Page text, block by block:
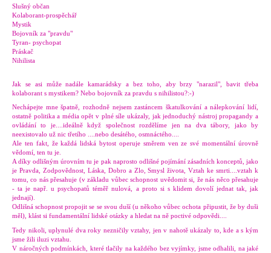
Slušný občan
Kolaborant-prospěchář
Mystik
Bojovník za "pravdu"
Tyran- psychopat
Práskač
Nihilista
Jak se asi může nadále kamarádsky a bez toho, aby brzy "narazil", bavit třeba
kolaborant s mystikem? Nebo bojovník za pravdu s nihilistou?:-)
Nechápejte mne špatně, rozhodně nejsem zastáncem škatulkování a nálepkování lidí,
ostatně politika a média opět v plné síle ukázaly, jak jednoduchý nástroj propagandy a
ovládání to je....ideálně když společnost rozdělíme jen na dva tábory, jako by
neexistovalo už nic třetího ....nebo desátého, osmnáctého....
Ale ten fakt, že každá lidská bytost operuje směrem ven ze své momentální úrovně
vědomí, ten tu je.
A díky odlišným úrovním tu je pak naprosto odlišné pojímání zásadních konceptů, jako
je Pravda, Zodpovědnost, Láska, Dobro a Zlo, Smysl života, Vztah ke smrti....vztah k
tomu, co nás přesahuje (v základu vůbec schopnost uvědomit si, že nás něco přesahuje
- ta je např. u psychopatů téměř nulová, a proto si s klidem dovolí jednat tak, jak
jednají).
Odlišná schopnost propojit se se svou duší (u někoho vůbec ochota připustit, že by duši
měl), klást si fundamentální lidské otázky a hledat na ně poctivé odpovědi....
Tedy nikoli, uplynulé dva roky nezničily vztahy, jen v nahotě ukázaly to, kde a s kým
jsme žili iluzi vztahu.
V náročných podmínkách, které tlačily na každého bez vyjímky, jsme odhalili, na jaké